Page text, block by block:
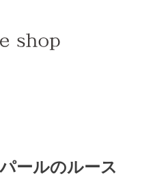
ールのルース